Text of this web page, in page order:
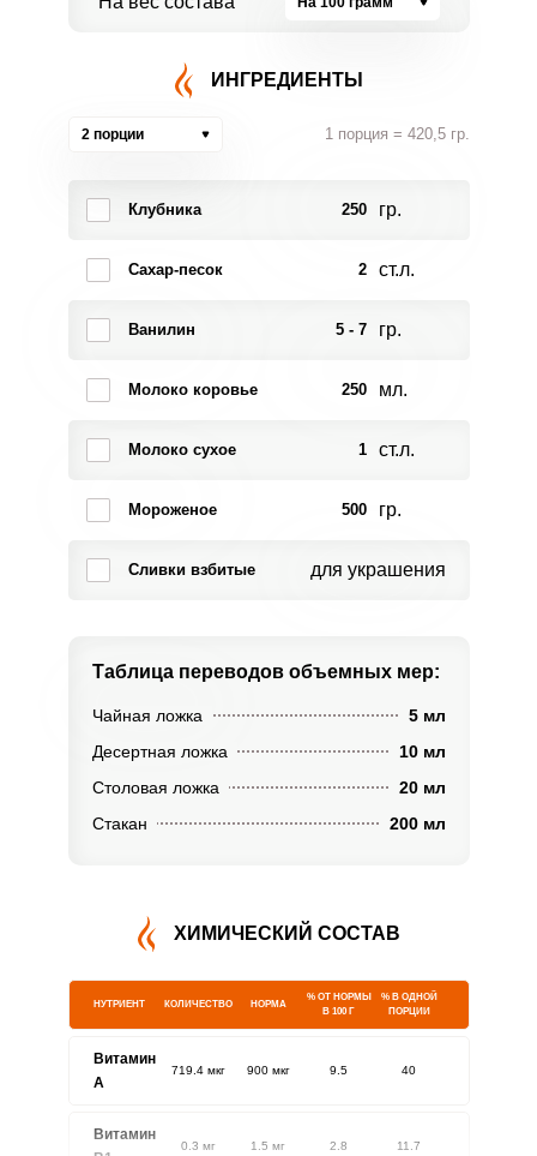
ИНГРЕДИЕНТЫ
2 порции 1 порция = 420,5 гр.
Клубника 250 гр.
Сахар-песок 2 ст.л.
Ванилин 5 - 7 гр.
Молоко коровье 250 мл.
Молоко сухое 1 ст.л.
Мороженое 500 гр.
Сливки взбитые для украшения
Таблица переводов объемных мер:
Чайная ложка
5 мл
Десертная ложка
10 мл
Столовая ложка
20 мл
Стакан
200 мл
ХИМИЧЕСКИЙ СОСТАВ
НУТРИЕНТ КОЛИЧЕСТВО НОРМА
% ОТ НОРМЫ
В 100 Г
% В ОДНОЙ
ПОРЦИИ
Витамин
A
719.4 мкг 900 мкг 9.5 40
Витамин
0.3 мг 1.5 мг 2.8 11.7